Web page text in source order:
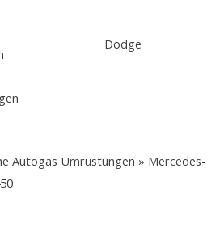
Dodge
Autogas Umrüstungen » Mercedes-